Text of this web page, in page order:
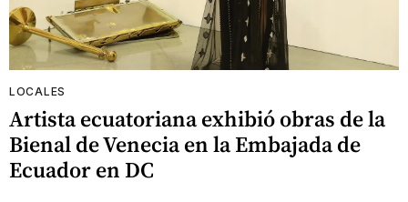
LOCALES
Artista ecuatoriana exhibió obras de la
Bienal de Venecia en la Embajada de
Ecuador en DC